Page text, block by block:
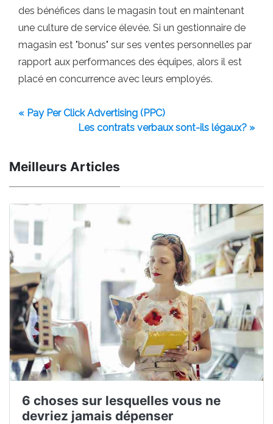
des bénéfices dans le magasin tout en maintenant
une culture de service élevée. Si un gestionnaire de
magasin est "bonus" sur ses ventes personnelles par
rapport aux performances des équipes, alors il est
placé en concurrence avec leurs employés.
« Pay Per Click Advertising (PPC)
Les contrats verbaux sont-ils légaux? »
Meilleurs Articles
6 choses sur lesquelles vous ne
devriez jamais dépenser